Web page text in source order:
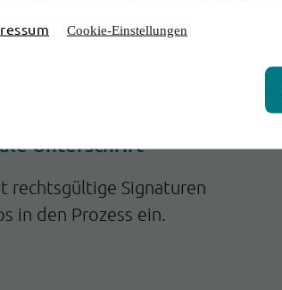
Cookie-Einstellungen
Unterschrift
rechtsgültige Signaturen
in den Prozess ein.